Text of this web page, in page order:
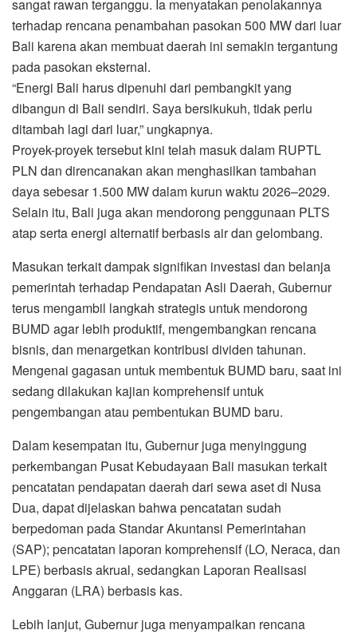
sangat rawan terganggu. Ia menyatakan penolakannya
terhadap rencana penambahan pasokan 500 MW dari luar
Bali karena akan membuat daerah ini semakin tergantung
pada pasokan eksternal.
“Energi Bali harus dipenuhi dari pembangkit yang
dibangun di Bali sendiri. Saya bersikukuh, tidak perlu
ditambah lagi dari luar,” ungkapnya.
Proyek-proyek tersebut kini telah masuk dalam RUPTL
PLN dan direncanakan akan menghasilkan tambahan
daya sebesar 1.500 MW dalam kurun waktu 2026–2029.
Selain itu, Bali juga akan mendorong penggunaan PLTS
atap serta energi alternatif berbasis air dan gelombang.
Masukan terkait dampak signifikan investasi dan belanja
pemerintah terhadap Pendapatan Asli Daerah, Gubernur
terus mengambil langkah strategis untuk mendorong
BUMD agar lebih produktif, mengembangkan rencana
bisnis, dan menargetkan kontribusi dividen tahunan.
Mengenai gagasan untuk membentuk BUMD baru, saat ini
sedang dilakukan kajian komprehensif untuk
pengembangan atau pembentukan BUMD baru.
Dalam kesempatan itu, Gubernur juga menyinggung
perkembangan Pusat Kebudayaan Bali masukan terkait
pencatatan pendapatan daerah dari sewa aset di Nusa
Dua, dapat dijelaskan bahwa pencatatan sudah
berpedoman pada Standar Akuntansi Pemerintahan
(SAP); pencatatan laporan komprehensif (LO, Neraca, dan
LPE) berbasis akrual, sedangkan Laporan Realisasi
Anggaran (LRA) berbasis kas.
Lebih lanjut, Gubernur juga menyampaikan rencana